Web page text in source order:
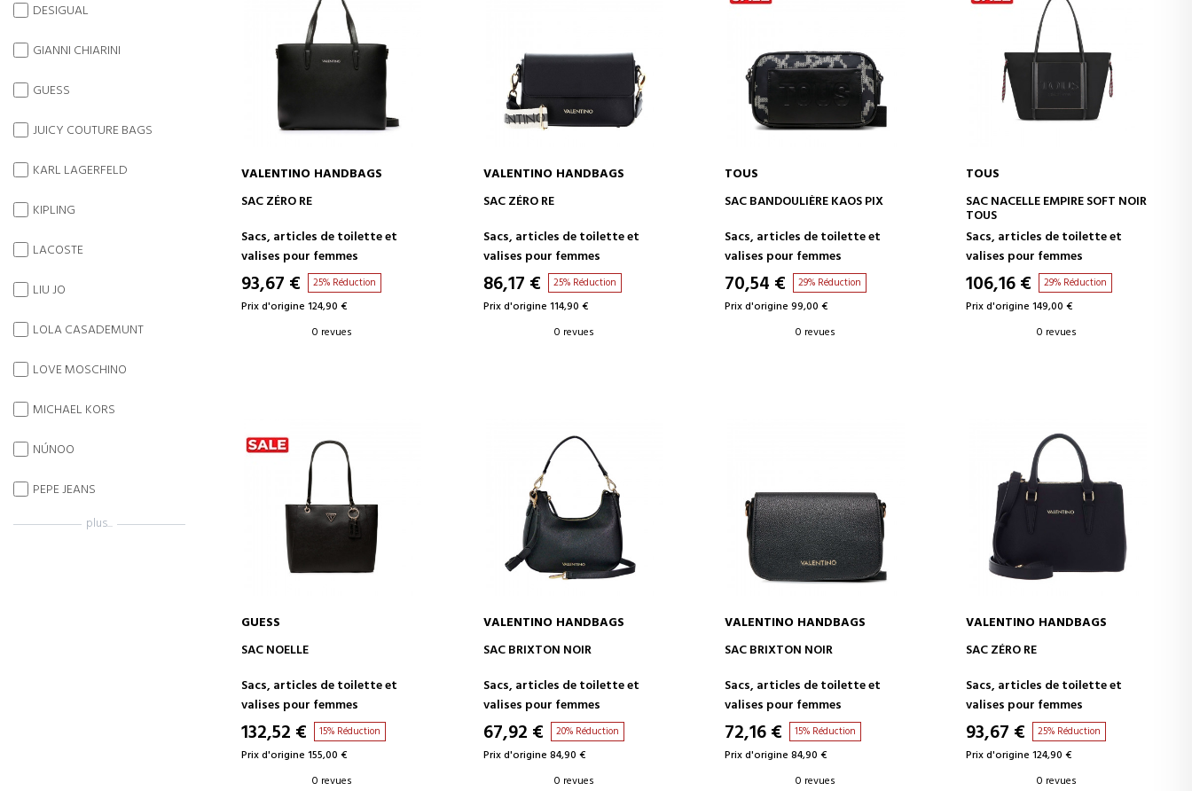
AJOUTER AU PANIER
VALENTINO HANDBAGS
SAC ZÉRO RE
Sacs, articles de toilette et
valises pour femmes
93,67 € 25% Réduction
Prix d'origine 124,90 €
0 revues
AJOUTER AU PANIER
VALENTINO HANDBAGS
SAC ZÉRO RE
Sacs, articles de toilette et
valises pour femmes
86,17 € 25% Réduction
Prix d'origine 114,90 €
0 revues
AJOUTER AU PANIER
TOUS
SAC BANDOULIÈRE KAOS PIX
Sacs, articles de toilette et
valises pour femmes
70,54 € 29% Réduction
Prix d'origine 99,00 €
0 revues
AJOUTER AU PANIER
TOUS
SAC NACELLE EMPIRE SOFT NOIR
TOUS
Sacs, articles de toilette et
valises pour femmes
106,16 € 29% Réduction
Prix d'origine 149,00 €
0 revues
AJOUTER AU PANIER
GUESS
SAC NOELLE
Sacs, articles de toilette et
valises pour femmes
132,52 € 15% Réduction
Prix d'origine 155,00 €
0 revues
AJOUTER AU PANIER
VALENTINO HANDBAGS
SAC BRIXTON NOIR
Sacs, articles de toilette et
valises pour femmes
67,92 € 20% Réduction
Prix d'origine 84,90 €
0 revues
AJOUTER AU PANIER
VALENTINO HANDBAGS
SAC BRIXTON NOIR
Sacs, articles de toilette et
valises pour femmes
72,16 € 15% Réduction
Prix d'origine 84,90 €
0 revues
AJOUTER AU PANIER
VALENTINO HANDBAGS
SAC ZÉRO RE
Sacs, articles de toilette et
valises pour femmes
93,67 € 25% Réduction
Prix d'origine 124,90 €
0 revues
DESIGUAL
GIANNI CHIARINI
GUESS
JUICY COUTURE BAGS
KARL LAGERFELD
KIPLING
LACOSTE
LIU JO
LOLA CASADEMUNT
LOVE MOSCHINO
MICHAEL KORS
NÚNOO
PEPE JEANS
plus...